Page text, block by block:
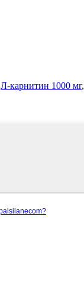
Л-карнитин 1000 мг,